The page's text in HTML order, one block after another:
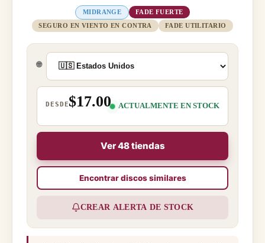
MIDRANGE
FADE FUERTE
SEGURO EN VIENTO EN CONTRA
FADE UTILITARIO
🌐
DESDE$17.00 ACTUALMENTE EN STOCK
Ver 48 tiendas
Encontrar discos similares
CREAR ALERTA DE STOCK